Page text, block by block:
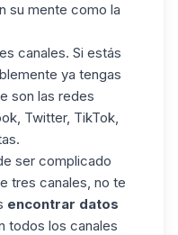
su mente como la
canales. Si estás
ya tengas
son las redes
Twitter, TikTok,
ser complicado
tres canales, no te
encontrar datos
todos los canales